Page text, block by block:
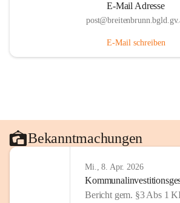
E-Mail Adresse
E-Mail schreiben
Bekanntmachungen
Mi., 8. Apr. 2026
Bericht gem. §3 Abs 1